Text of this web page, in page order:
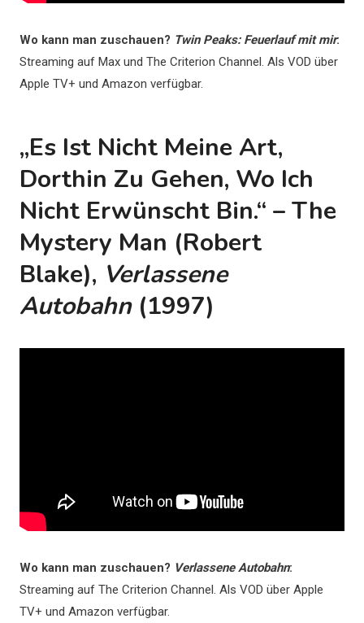
Wo kann man zuschauen? Twin Peaks: Feuerlauf mit mir:
Streaming auf Max und The Criterion Channel. Als VOD über
Apple TV+ und Amazon verfügbar.
„Es Ist Nicht Meine Art,
Dorthin Zu Gehen, Wo Ich
Nicht Erwünscht Bin.“ – The
Mystery Man (Robert
Blake), Verlassene
Autobahn(1997)
Wo kann man zuschauen? Verlassene Autobahn:
Streaming auf The Criterion Channel. Als VOD über Apple
TV+ und Amazon verfügbar.